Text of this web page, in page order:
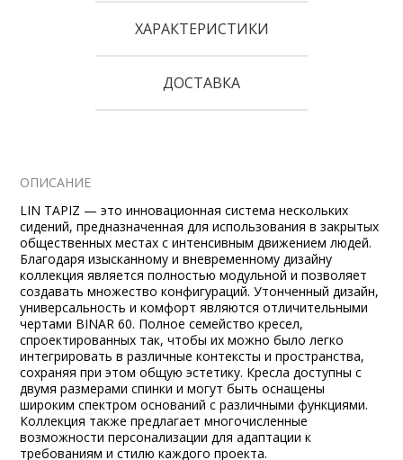
ХАРАКТЕРИСТИКИ
ДОСТАВКА
ОПИСАНИЕ
LIN TAPIZ — это инновационная система нескольких
сидений, предназначенная для использования в закрытых
общественных местах с интенсивным движением людей.
Благодаря изысканному и вневременному дизайну
коллекция является полностью модульной и позволяет
создавать множество конфигураций. Утонченный дизайн,
универсальность и комфорт являются отличительными
чертами BINAR 60. Полное семейство кресел,
спроектированных так, чтобы их можно было легко
интегрировать в различные контексты и пространства,
сохраняя при этом общую эстетику. Кресла доступны с
двумя размерами спинки и могут быть оснащены
широким спектром оснований с различными функциями.
Коллекция также предлагает многочисленные
возможности персонализации для адаптации к
требованиям и стилю каждого проекта.